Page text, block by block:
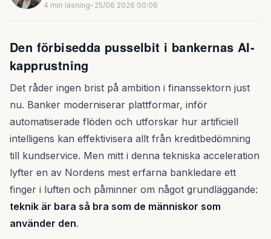
4 min läsning• 25/06 2026 00:06
Den förbisedda pusselbit i bankernas AI-
kapprustning
Det råder ingen brist på ambition i finanssektorn just
nu. Banker moderniserar plattformar, inför
automatiserade flöden och utforskar hur artificiell
intelligens kan effektivisera allt från kreditbedömning
till kundservice. Men mitt i denna tekniska acceleration
lyfter en av Nordens mest erfarna bankledare ett
finger i luften och påminner om något grundläggande:
teknik är bara så bra som de människor som
använder den.